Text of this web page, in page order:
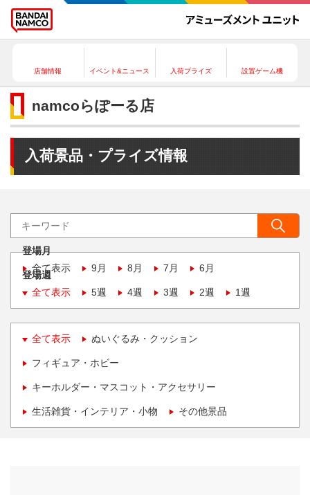
店舗情報 イベント&ニュース 入荷プライズ 設置ゲーム機
namcoらぽーる店
入荷景品・プライズ情報
登場月
全て表示
9月 8月 7月 6月
登場週
全て表示
5週 4週 3週 2週 1週
全て表示 ぬいぐるみ・クッション
フィギュア・ホビー
キーホルダー・マスコット・アクセサリー
生活雑貨・インテリア・小物 その他景品